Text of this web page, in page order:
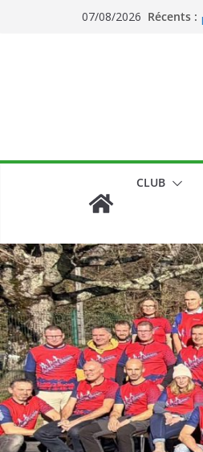
07/08/2026 Récents :
CLUB